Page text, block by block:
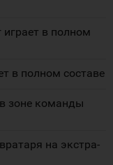
в полном
в полном составе
зоне команды
на экстра-